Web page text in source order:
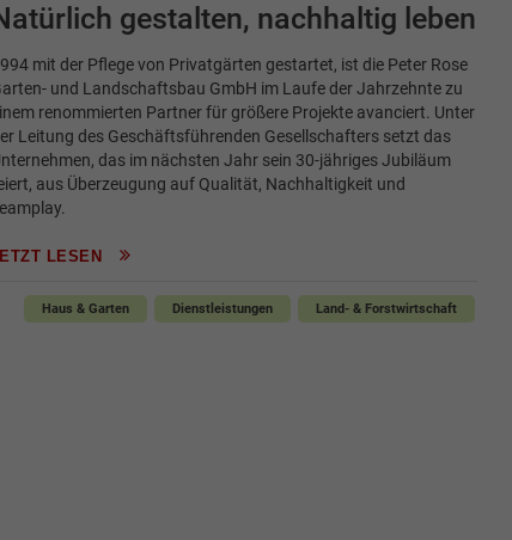
gestalten, nachhaltig leben
mit der Pflege von Privatgärten gestartet, ist die Peter Rose
und Landschaftsbau GmbH im Laufe der Jahrzehnte zu
renommierten Partner für größere Projekte avanciert. Unter
Leitung des Geschäftsführenden Gesellschafters setzt das
das im nächsten Jahr sein 30-jähriges Jubiläum
aus Überzeugung auf Qualität, Nachhaltigkeit und
LESEN
Haus & Garten Dienstleistungen Land- & Forstwirtschaft